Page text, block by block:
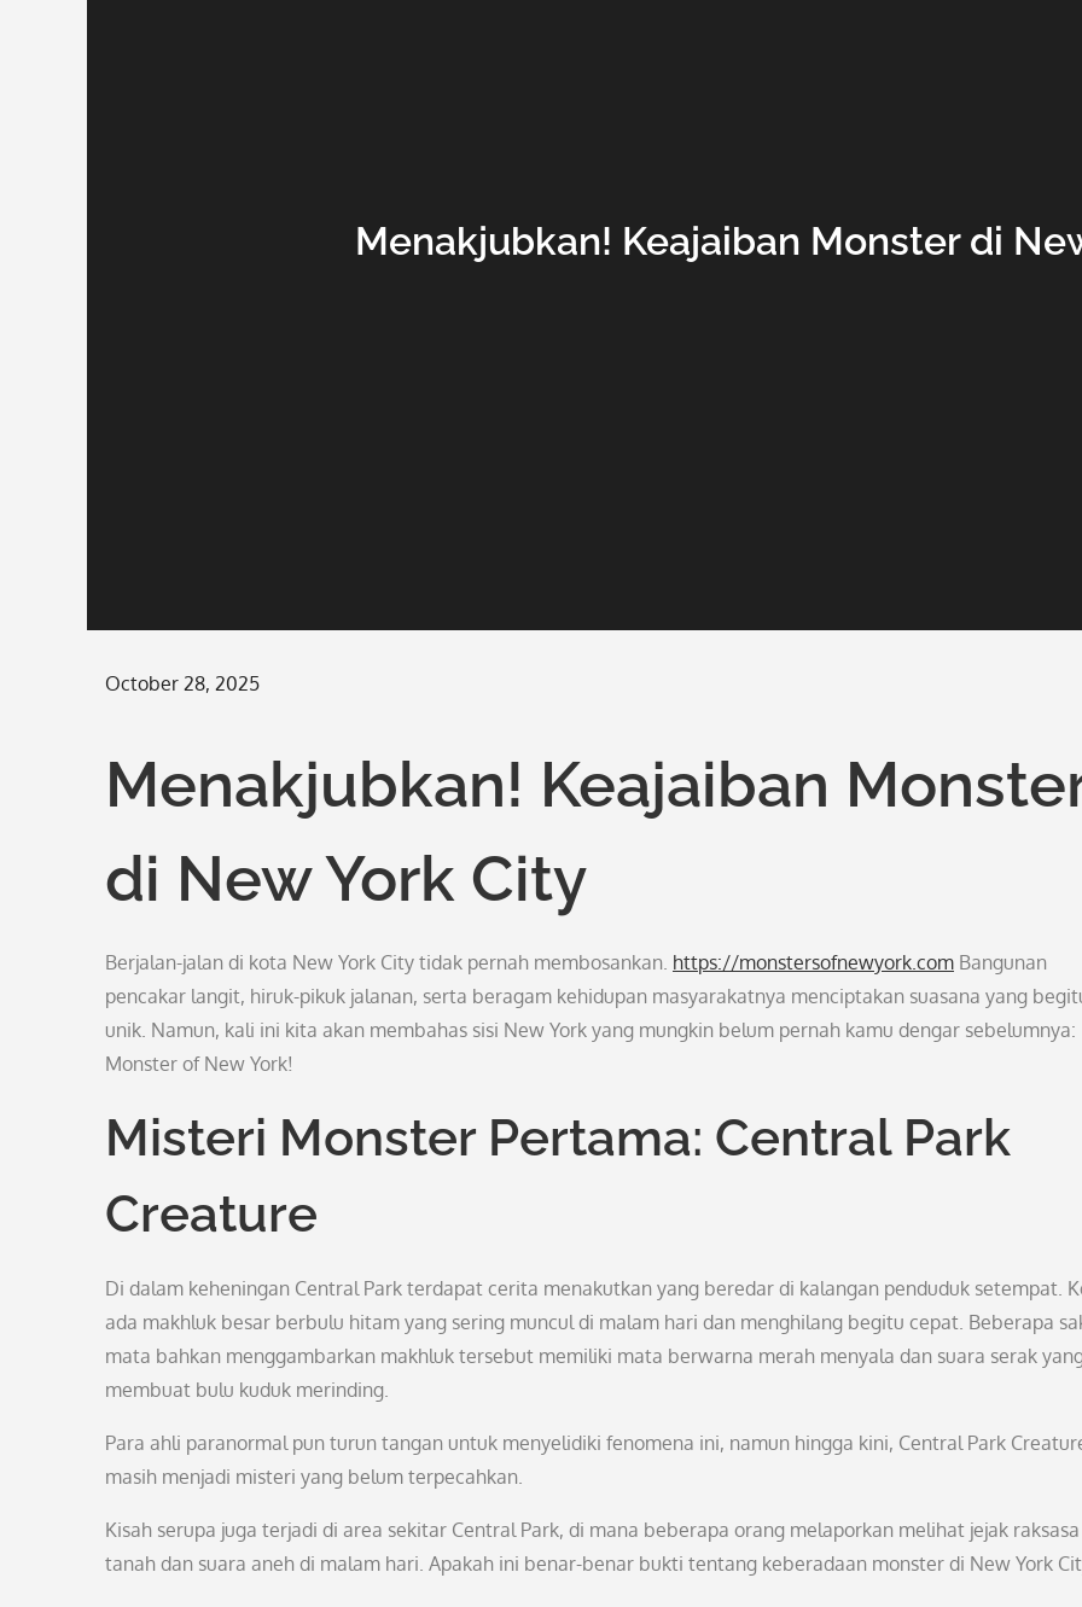
Menakjubkan! Keajaiban Monster di
Posted
October 28, 2025
Menakjubkan! Keajaiban
di New York City
Berjalan-jalan di kota New York City tidak pernah membosankan. https://monstersofnewyork.com Bangunan
pencakar langit, hiruk-pikuk jalanan, serta beragam kehidupan masyarakatnya menciptakan suasana yang
unik. Namun, kali ini kita akan membahas sisi New York yang mungkin belum pernah kamu dengar sebelumnya:
Monster of New York!
Misteri Monster Pertama: Central Park
Creature
Di dalam keheningan Central Park terdapat cerita menakutkan yang beredar di kalangan penduduk setempat.
ada makhluk besar berbulu hitam yang sering muncul di malam hari dan menghilang begitu cepat. Beberapa
mata bahkan menggambarkan makhluk tersebut memiliki mata berwarna merah menyala dan suara serak
membuat bulu kuduk merinding.
Para ahli paranormal pun turun tangan untuk menyelidiki fenomena ini, namun hingga kini, Central Park
masih menjadi misteri yang belum terpecahkan.
Kisah serupa juga terjadi di area sekitar Central Park, di mana beberapa orang melaporkan melihat jejak
tanah dan suara aneh di malam hari. Apakah ini benar-benar bukti tentang keberadaan monster di New York